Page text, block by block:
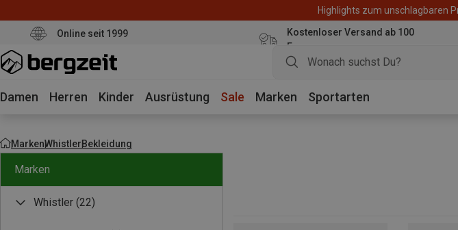
Highlights zum unschlagbaren
Online seit 1999
Kostenloser Versand ab 100
Euro
Damen Herren Kinder Ausrüstung Sale Marken Sportarten
MarkenWhistlerBekleidung
Marken
Whistler (22)